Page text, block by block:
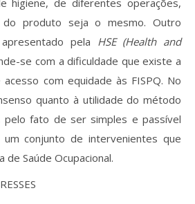
higiene, de diferentes operações,
produto seja o mesmo. Outro
pela HSE (Health and
se com a dificuldade que existe a
com equidade às FISPQ. No
quanto à utilidade do método
pelo fato de ser simples e passível
conjunto de intervenientes que
de Saúde Ocupacional.